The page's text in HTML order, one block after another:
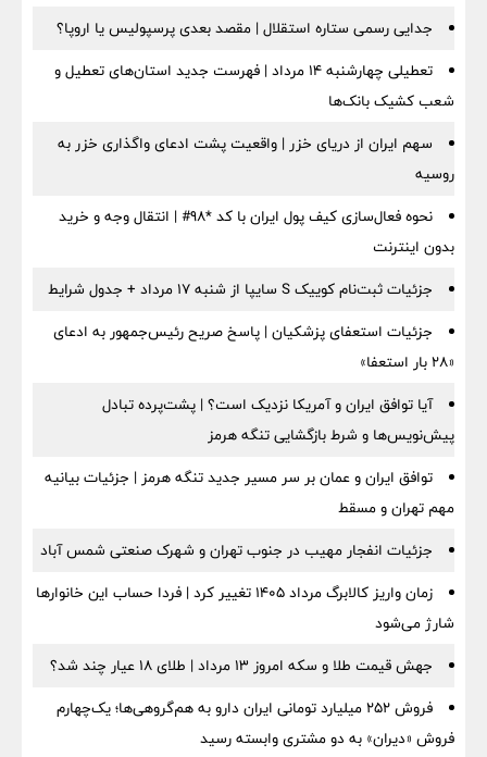
جدایی رسمی ستاره استقلال | مقصد بعدی پرسپولیس یا اروپا؟
تعطیلی چهارشنبه ۱۴ مرداد | فهرست جدید استان‌های تعطیل و
شعب کشیک بانک‌ها
سهم ایران از دریای خزر | واقعیت پشت ادعای واگذاری خزر به
روسیه
نحوه فعال‌سازی کیف پول ایران با کد *98# | انتقال وجه و خرید
بدون اینترنت
جزئیات ثبت‌نام کوییک S سایپا از شنبه ۱۷ مرداد + جدول شرایط
جزئیات استعفای پزشکیان | پاسخ صریح رئیس‌جمهور به ادعای
«۲۸ بار استعفا»
آیا توافق ایران و آمریکا نزدیک است؟ | پشت‌پرده تبادل
پیش‌نویس‌ها و شرط بازگشایی تنگه هرمز
توافق ایران و عمان بر سر مسیر جدید تنگه هرمز | جزئیات بیانیه
مهم تهران و مسقط
جزئیات انفجار مهیب در جنوب تهران و شهرک صنعتی شمس آباد
زمان واریز کالابرگ مرداد ۱۴۰۵ تغییر کرد | فردا حساب این خانوارها
شارژ می‌شود
جهش قیمت طلا و سکه امروز ۱۳ مرداد | طلای ۱۸ عیار چند شد؟
فروش ۲۵۲ میلیارد تومانی ایران دارو به هم‌گروهی‌ها؛ یک‌چهارم
فروش «دیران» به دو مشتری وابسته رسید